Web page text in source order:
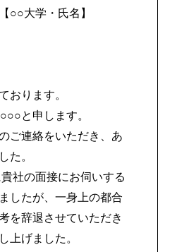
○○大学・氏名】
おります。
と申します。
ご連絡をいただき、あ
た。
社の面接にお伺いする
したが、一身上の都合
を辞退させていただき
上げました。